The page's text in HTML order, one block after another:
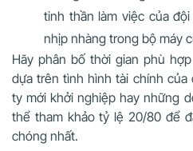
tinh thần làm việc của
nhịp nhàng trong bộ máy
Hãy phân bố thời gian phù
dựa trên tình hình tài chính
ty mới khởi nghiệp hay những
thể tham khảo tỷ lệ 20/80 để
chóng nhất.